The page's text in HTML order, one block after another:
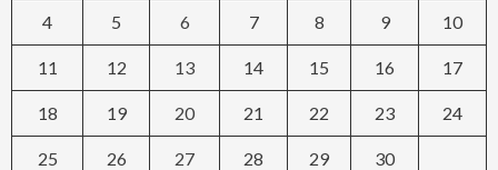
4 5 6 7 8 9 10
11 12 13 14 15 16 17
18 19 20 21 22 23 24
25 26 27 28 29 30